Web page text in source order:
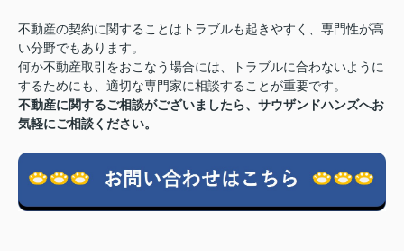
不動産の契約に関することはトラブルも起きやすく、専門性が高
い分野でもあります。
何か不動産取引をおこなう場合には、トラブルに合わないように
するためにも、適切な専門家に相談することが重要です。
不動産に関するご相談がございましたら、サウザンドハンズへお
気軽にご相談ください。